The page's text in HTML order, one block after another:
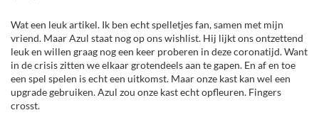
Wat een leuk artikel. Ik ben echt spelletjes fan, samen met mijn
vriend. Maar Azul staat nog op ons wishlist. Hij lijkt ons ontzettend
leuk en willen graag nog een keer proberen in deze coronatijd. Want
in de crisis zitten we elkaar grotendeels aan te gapen. En af en toe
een spel spelen is echt een uitkomst. Maar onze kast kan wel een
upgrade gebruiken. Azul zou onze kast echt opfleuren. Fingers
crosst.